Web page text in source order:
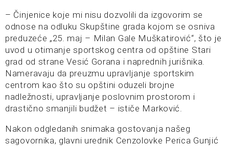
– Činjenice koje mi nisu dozvolili da izgovorim se
odnose na odluku Skupštine grada kojom se osniva
preduzeće „25. maj – Milan Gale Muškatirović“, što je
uvod u otimanje sportskog centra od opštine Stari
grad od strane Vesić Gorana i naprednih jurišnika.
Nameravaju da preuzmu upravljanje sportskim
centrom kao što su opštini oduzeli brojne
nadležnosti, upravljanje poslovnim prostorom i
drastično smanjili budžet – ističe Marković.
Nakon odgledanih snimaka gostovanja našeg
sagovornika, glavni urednik Cenzolovke Perica Gunjić